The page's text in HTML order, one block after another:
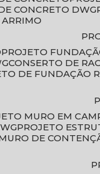
CONCRETO DWG
ARRIMO
PROJETO
CONSERTO DE
DE FUNDAÇÃO
MURO EM
PROJETO
MURO DE